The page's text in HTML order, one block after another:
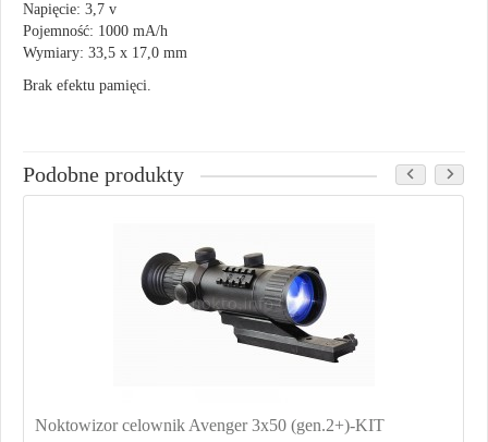
Napięcie: 3,7 v
Pojemność: 1000 mA/h
Wymiary: 33,5 x 17,0 mm
Brak efektu pamięci.
Podobne produkty
Noktowizor celownik Avenger 3x50 (gen.2+)-KIT